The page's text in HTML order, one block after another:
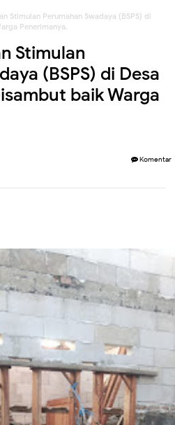
Stimulan Perumahan Swadaya (BSPS) di
Penerimanya.
Stimulan
(BSPS) di Desa
baik Warga
Komentar